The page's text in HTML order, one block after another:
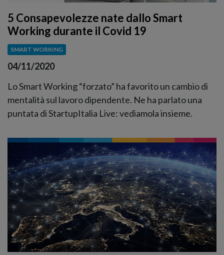
5 Consapevolezze nate dallo Smart
Working durante il Covid 19
SMART WORKING
04/11/2020
Lo Smart Working “forzato” ha favorito un cambio di
mentalità sul lavoro dipendente. Ne ha parlato una
puntata di StartupItalia Live: vediamola insieme.